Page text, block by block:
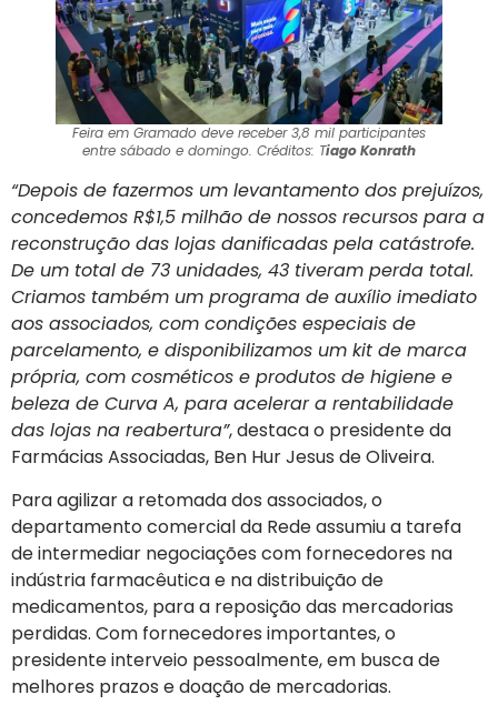
Feira em Gramado deve receber 3,8 mil participantes
entre sábado e domingo. Créditos: Tiago Konrath
“Depois de fazermos um levantamento dos prejuízos,
concedemos R$1,5 milhão de nossos recursos para a
reconstrução das lojas danificadas pela catástrofe.
De um total de 73 unidades, 43 tiveram perda total.
Criamos também um programa de auxílio imediato
aos associados, com condições especiais de
parcelamento, e disponibilizamos um kit de marca
própria, com cosméticos e produtos de higiene e
beleza de Curva A, para acelerar a rentabilidade
das lojas na reabertura”, destaca o presidente da
Farmácias Associadas, Ben Hur Jesus de Oliveira.
Para agilizar a retomada dos associados, o
departamento comercial da Rede assumiu a tarefa
de intermediar negociações com fornecedores na
indústria farmacêutica e na distribuição de
medicamentos, para a reposição das mercadorias
perdidas. Com fornecedores importantes, o
presidente interveio pessoalmente, em busca de
melhores prazos e doação de mercadorias.